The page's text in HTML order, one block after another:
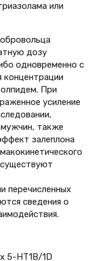
или
дозу
одновременно с
концентрации
При
усиление
также
залеплона
перечисленных
сведения о
5-HT1B/1D